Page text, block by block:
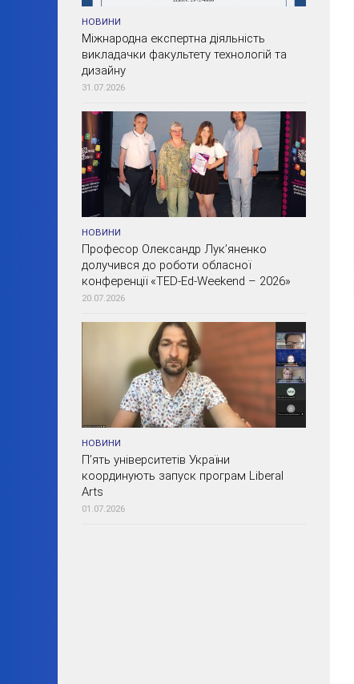
НОВИНИ
Міжнародна експертна діяльність
викладачки факультету технологій та
дизайну
31.07.2026
НОВИНИ
Професор Олександр Лук’яненко
долучився до роботи обласної
конференції «TED-Ed-Weekend – 2026»
20.07.2026
НОВИНИ
П’ять університетів України
координують запуск програм Liberal
Arts
01.07.2026